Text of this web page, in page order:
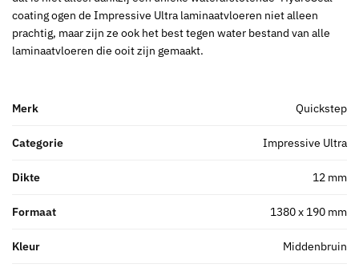
coating ogen de Impressive Ultra laminaatvloeren niet alleen
prachtig, maar zijn ze ook het best tegen water bestand van alle
laminaatvloeren die ooit zijn gemaakt.
Merk Quickstep
Categorie Impressive Ultra
Dikte 12 mm
Formaat 1380 x 190 mm
Kleur Middenbruin